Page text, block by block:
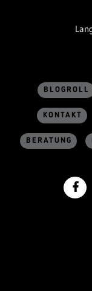
BLOGROLL
KONTAKT
BERATUNG